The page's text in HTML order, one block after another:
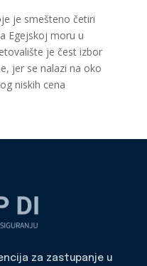
je smešteno četiri
Egejskoj moru u
je čest izbor
jer se nalazi na oko
niskih cena
za zastupanje u